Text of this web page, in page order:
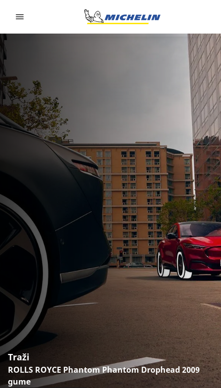
Traži
ROLLS ROYCE Phantom Phantom Drophead 2009
gume